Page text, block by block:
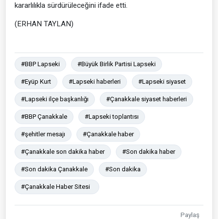
kararlılıkla sürdürüleceğini ifade etti.
(ERHAN TAYLAN)
#BBP Lapseki #Büyük Birlik Partisi Lapseki
#Eyüp Kurt #Lapseki haberleri #Lapseki siyaset
#Lapseki ilçe başkanlığı #Çanakkale siyaset haberleri
#BBP Çanakkale #Lapseki toplantısı
#şehitler mesajı #Çanakkale haber
#Çanakkale son dakika haber #Son dakika haber
#Son dakika Çanakkale #Son dakika
#Çanakkale Haber Sitesi
Paylaş